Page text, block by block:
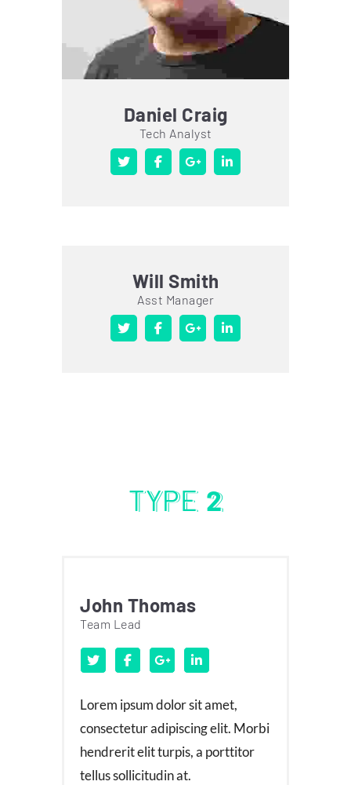
Daniel Craig
Tech Analyst
Will Smith
Asst Manager
TYPE 2
John Thomas
Team Lead
Lorem ipsum dolor sit amet,
consectetur adipiscing elit. Morbi
hendrerit elit turpis, a porttitor
tellus sollicitudin at.